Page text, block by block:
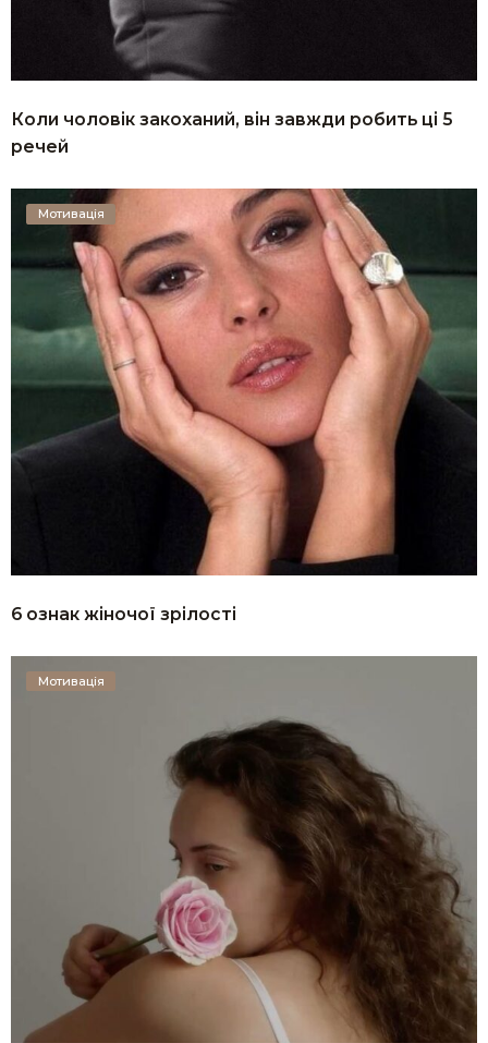
Коли чоловік закоханий, він завжди робить ці 5
речей
6 ознак жіночої зрілості
Мотивація
Мотивація